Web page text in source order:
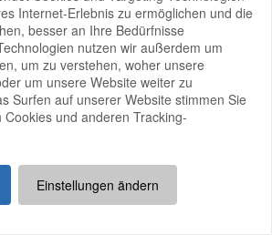
Landesfohlenchampionats hält die
Sportförderung e.V. am Samstag, den
2026 ab.
ersten Obergeschoss der Fritz-
diskutiert.
alle, die sich dem Holsteiner Pferd
Internet-Erlebnis zu ermöglichen und die
besser an Ihre Bedürfnisse
nutzen wir außerdem um
um zu verstehen, woher unsere
um unsere Website weiter zu
Surfen auf unserer Website stimmen Sie
und anderen Tracking-
Einstellungen ändern